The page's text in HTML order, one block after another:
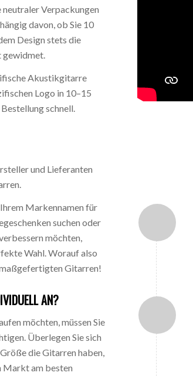
Verpackungen
davon, ob Sie 10
Design stets die
Akustikgitarre
Logo in 10–15
schnell.
und Lieferanten
Markennamen für
suchen oder
möchten,
Wahl. Worauf also
Gitarren!
AN?
möchten, müssen Sie
Überlegen Sie sich
die Gitarren haben,
Markt am besten